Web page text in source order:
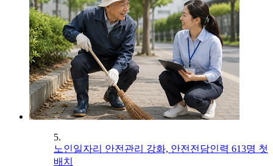
5.
노인일자리 안전관리 강화, 안전전담인력 613명 첫
배치